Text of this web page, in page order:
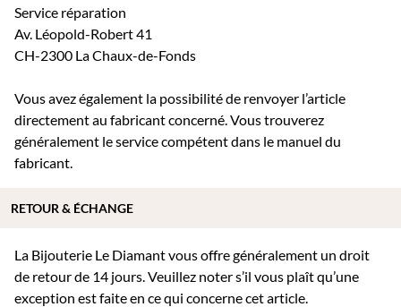
Service réparation
Av. Léopold-Robert 41
CH-2300 La Chaux-de-Fonds
Vous avez également la possibilité de renvoyer l’article
directement au fabricant concerné. Vous trouverez
généralement le service compétent dans le manuel du
fabricant.
La Bijouterie Le Diamant vous offre généralement un droit
de retour de 14 jours. Veuillez noter s’il vous plaît qu’une
exception est faite en ce qui concerne cet article.
RETOUR & ÉCHANGE